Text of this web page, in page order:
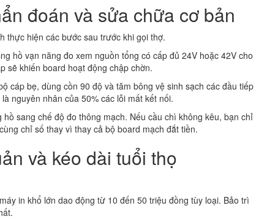
đoán và sửa chữa cơ bản
thực hiện các bước sau trước khi gọi thợ.
hồ vạn năng đo xem nguồn tổng có cấp đủ 24V hoặc 42V cho
sẽ khiến board hoạt động chập chờn.
cáp bẹ, dùng cồn 90 độ và tăm bông vệ sinh sạch các đầu tiếp
nguyên nhân của 50% các lỗi mất kết nối.
hồ sang chế độ đo thông mạch. Nếu cầu chì không kêu, bạn chỉ
chỉ số thay vì thay cả bộ board mạch đắt tiền.
và kéo dài tuổi thọ
in khổ lớn dao động từ 10 đến 50 triệu đồng tùy loại. Bảo trì